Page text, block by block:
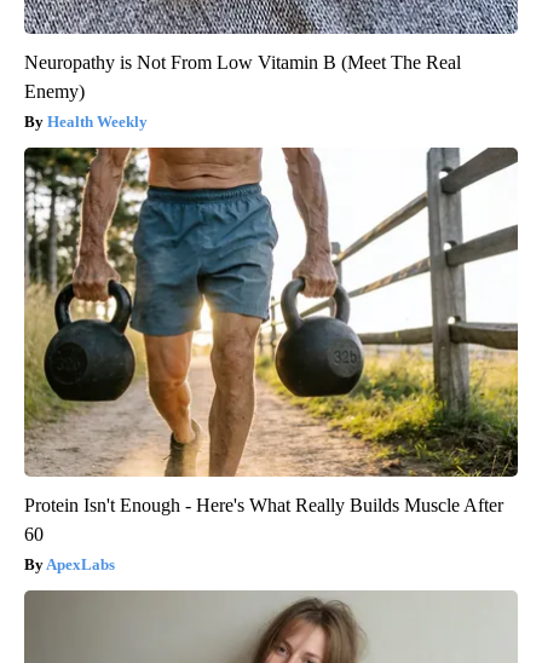
Neuropathy is Not From Low Vitamin B (Meet The Real
Enemy)
Health Weekly
Protein Isn't Enough - Here's What Really Builds Muscle After
60
ApexLabs